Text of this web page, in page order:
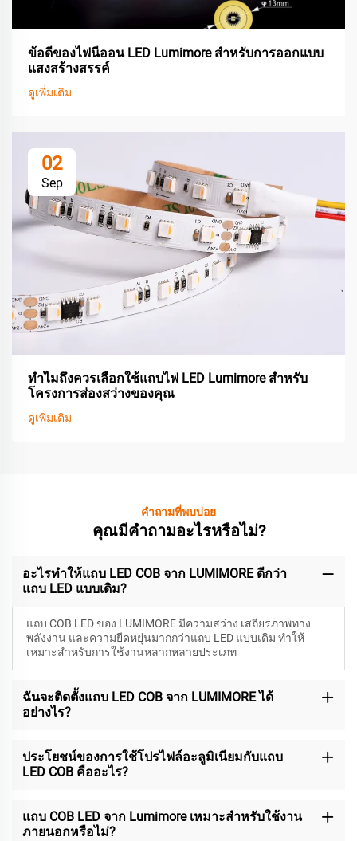
ข้อดีของไฟนีออน LED Lumimore สำหรับการออกแบบ
แสงสร้างสรรค์
ดูเพิ่มเติม
02
Sep
ทำไมถึงควรเลือกใช้แถบไฟ LED Lumimore สำหรับ
โครงการส่องสว่างของคุณ
ดูเพิ่มเติม
คำถามที่พบบ่อย
คุณมีคำถามอะไรหรือไม่?
อะไรทำให้แถบ LED COB จาก LUMIMORE ดีกว่า
แถบ LED แบบเดิม?
แถบ COB LED ของ LUMIMORE มีความสว่าง เสถียรภาพทาง
พลังงาน และความยืดหยุ่นมากกว่าแถบ LED แบบเดิม ทำให้
เหมาะสำหรับการใช้งานหลากหลายประเภท
ฉันจะติดตั้งแถบ LED COB จาก LUMIMORE ได้
อย่างไร?
ประโยชน์ของการใช้โปรไฟล์อะลูมิเนียมกับแถบ
LED COB คืออะไร?
แถบ COB LED จาก Lumimore เหมาะสำหรับใช้งาน
ภายนอกหรือไม่?